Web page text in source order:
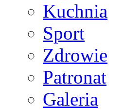
Kuchnia
Sport
Zdrowie
Patronat
Galeria